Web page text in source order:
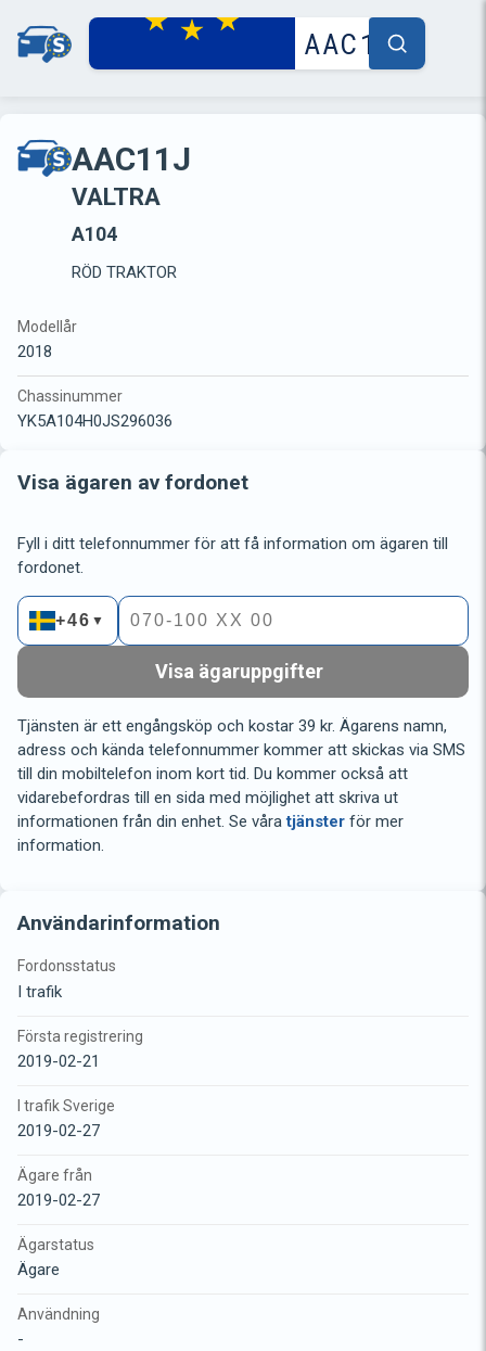
AAC11J
VALTRA
A104
RÖD TRAKTOR
Modellår
2018
Chassinummer
YK5A104H0JS296036
Visa ägaren av fordonet
Fyll i ditt telefonnummer för att få information om ägaren till
fordonet.
+46 ▼
Visa ägaruppgifter
Tjänsten är ett engångsköp och kostar 39 kr. Ägarens namn,
adress och kända telefonnummer kommer att skickas via SMS
till din mobiltelefon inom kort tid. Du kommer också att
vidarebefordras till en sida med möjlighet att skriva ut
informationen från din enhet. Se våratjänster för mer
information.
Användarinformation
Fordonsstatus
I trafik
Första registrering
2019-02-21
I trafik Sverige
2019-02-27
Ägare från
2019-02-27
Ägarstatus
Ägare
Användning
-